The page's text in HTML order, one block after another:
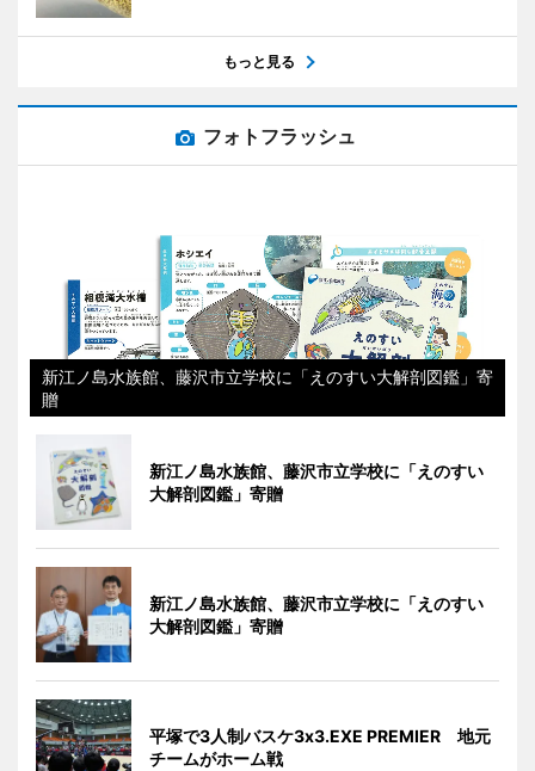
もっと見る
フォトフラッシュ
新江ノ島水族館、藤沢市立学校に「えのすい大解剖図鑑」寄
贈
新江ノ島水族館、藤沢市立学校に「えのすい
大解剖図鑑」寄贈
新江ノ島水族館、藤沢市立学校に「えのすい
大解剖図鑑」寄贈
平塚で3人制バスケ3x3.EXE PREMIER 地元
チームがホーム戦